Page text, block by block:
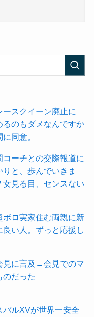
スクイーン廃止に
るのもダメなんですか
同意。
ーチとの交際報道に
りと、歩んでいきま
見る目、センスない
ロ実家住む両親に新
い人。ずっと応援し
見に言及→会見でのマ
のだった
ルXVが世界一安全